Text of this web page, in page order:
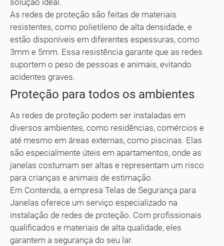
solução ideal.
As redes de proteção são feitas de materiais
resistentes, como polietileno de alta densidade, e
estão disponíveis em diferentes espessuras, como
3mm e 5mm. Essa resistência garante que as redes
suportem o peso de pessoas e animais, evitando
acidentes graves.
Proteção para todos os ambientes
As redes de proteção podem ser instaladas em
diversos ambientes, como residências, comércios e
até mesmo em áreas externas, como piscinas. Elas
são especialmente úteis em apartamentos, onde as
janelas costumam ser altas e representam um risco
para crianças e animais de estimação.
Em Contenda, a empresa Telas de Segurança para
Janelas oferece um serviço especializado na
instalação de redes de proteção. Com profissionais
qualificados e materiais de alta qualidade, eles
garantem a segurança do seu lar.